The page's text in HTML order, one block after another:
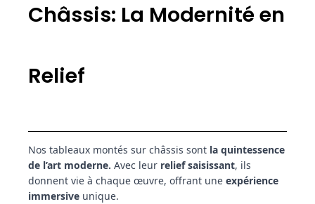
Châssis: La Modernité en
Relief
Nos tableaux montés sur châssis sont la quintessence
de l’art moderne. Avec leur relief saisissant, ils
donnent vie à chaque œuvre, offrant une expérience
immersive unique.